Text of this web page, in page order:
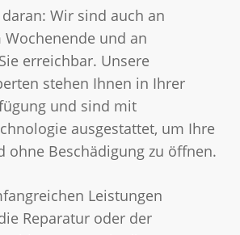
Wir sind auch an
Wochenende und an
erreichbar. Unsere
stehen Ihnen in Ihrer
und sind mit
ausgestattet, um Ihre
ohne Beschädigung zu öffnen.
Leistungen
Reparatur oder der